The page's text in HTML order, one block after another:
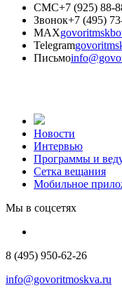
СМС+7 (925) 88-
Звонок+7 (495)
MAX
Telegram
Письмо
Новости
Интервью
Программы и
Сетка вещания
Мобильное
Мы в соцсетях
8 (495) 950-62-26
info@govoritmoskva.ru